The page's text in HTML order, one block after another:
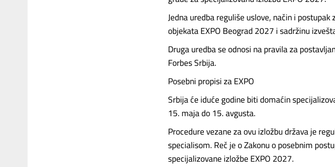
Jedna uredba reguliše uslove, način i
objekata EXPO Beograd 2027 i sadržinu
Druga uredba se odnosi na pravila za
Forbes Srbija.
Posebni propisi za EXPO
Srbija će iduće godine biti domaćin
15. maja do 15. avgusta.
Procedure vezane za ovu izložbu država je
specialisom. Reč je o Zakonu o posebnim
specijalizovane izložbe EXPO 2027.